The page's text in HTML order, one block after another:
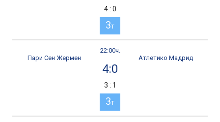
4 : 0
3т
22:00ч.
Пари Сен Жермен
4:0
Атлетико Мадрид
3 : 1
3т